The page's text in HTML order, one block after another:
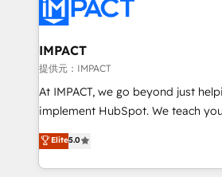
Slash months from your API
Click "Contact Business" ⬅️ to
Integration templates that put
of your tech stack, syncing... 🛍️ Shopify or
WooCommerce 💲 Stripe or Paypal
Netsuite 🤖 Google or Microsoft
the rare Advanced "Custom
Accreditation, securely sync data
IMPACT
提供元：IMPACT
At IMPACT, we go beyond just
implement HubSpot. We teach your team how to
master it. As the creators of the Endless Customers
System™ (the next evolution of
Answer), we’re the only HubSpot
Elite5.0